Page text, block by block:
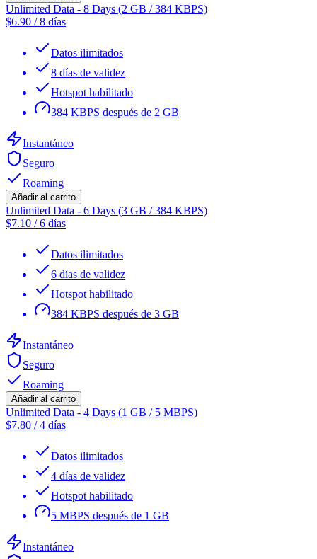
Unlimited Data - 8 Days (2 GB / 384 KBPS)
$6.90 /8 días
Datos ilimitados
8 días de validez
Hotspot habilitado
384 KBPS después de 2 GB
Instantáneo
Seguro
Roaming
Añadir al carrito
Unlimited Data - 6 Days (3 GB / 384 KBPS)
$7.10 /6 días
Datos ilimitados
6 días de validez
Hotspot habilitado
384 KBPS después de 3 GB
Instantáneo
Seguro
Roaming
Añadir al carrito
Unlimited Data - 4 Days (1 GB / 5 MBPS)
$7.80 /4 días
Datos ilimitados
4 días de validez
Hotspot habilitado
5 MBPS después de 1 GB
Instantáneo